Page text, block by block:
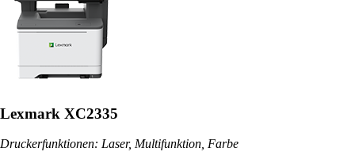
Lexmark XC2335
Druckerfunktionen: Laser, Multifunktion, Farbe